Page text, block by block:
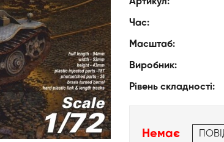
Час:
Масштаб:
Виробник:
Рівень складності:
Немає